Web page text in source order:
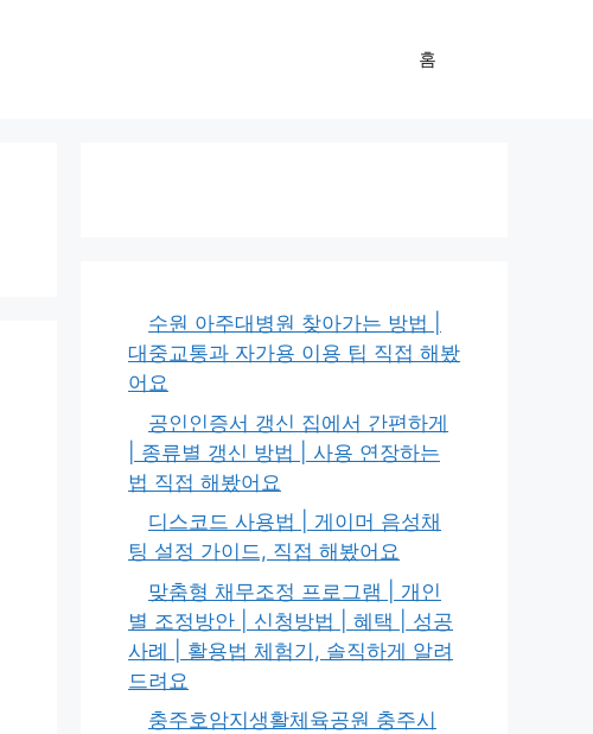
홈
수원 아주대병원 찾아가는 방법 |
대중교통과 자가용 이용 팁 직접 해봤
어요
공인인증서 갱신 집에서 간편하게
| 종류별 갱신 방법 | 사용 연장하는
법 직접 해봤어요
디스코드 사용법 | 게이머 음성채
팅 설정 가이드, 직접 해봤어요
맞춤형 채무조정 프로그램 | 개인
별 조정방안 | 신청방법 | 혜택 | 성공
사례 | 활용법 체험기, 솔직하게 알려
드려요
충주호암지생활체육공원 충주시